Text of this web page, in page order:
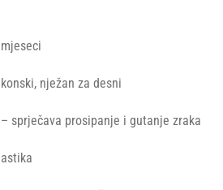
nježan za desni
sprječava prosipanje i gutanje zraka